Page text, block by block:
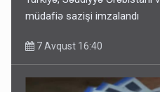
müdafiə sazişi imzalandı
7 Avqust 16:40